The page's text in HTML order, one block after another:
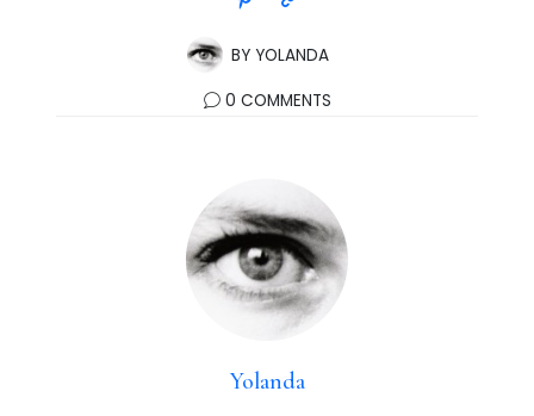
BY YOLANDA
0 COMMENTS
Yolanda